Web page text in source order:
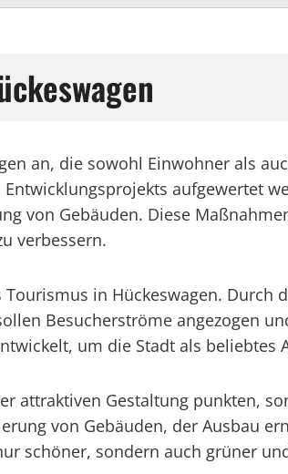
an, die sowohl Einwohner als
aufgewertet
von Gebäuden. Diese
verbessern.
in Hückeswagen.
Besucherströme angezogen
um die Stadt als beliebtes
attraktiven Gestaltung punkten,
von Gebäuden, der Ausbau
schöner, sondern auch grüner